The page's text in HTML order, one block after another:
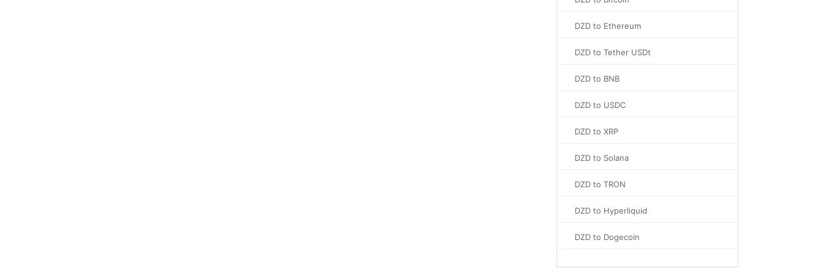
DZD to Ethereum
DZD to Tether USDt
DZD to BNB
DZD to USDC
DZD to XRP
DZD to Solana
DZD to TRON
DZD to Hyperliquid
DZD to Dogecoin